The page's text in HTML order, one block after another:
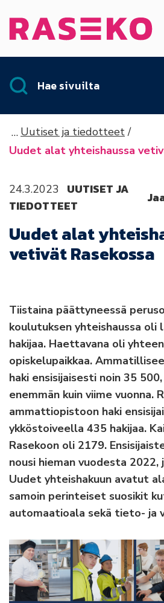
Etusivu
Hae sivuilta
Uutiset ja tiedotteet
Uudet alat yhteishaussa
24.3.2023
UUTISET JA
TIEDOTTEET
Uudet alat
vetivät Rasekossa
Tiistaina päättyneessä
koulutuksen yhteishaussa oli
hakijaa. Haettavana oli
opiskelupaikkaa.
haki ensisijaisesti noin 35
enemmän kuin viime vuonna.
ammattiopistoon haki
ykköstoiveella 435 hakijaa.
Rasekoon oli 2179.
nousi hieman vuodesta
Uudet yhteishakuun avatut
samoin perinteiset suosikit
automaatioala sekä tieto- ja